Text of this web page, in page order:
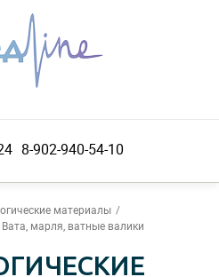
8-902-940-54-10
материалы
Вата, марля, ватные валики